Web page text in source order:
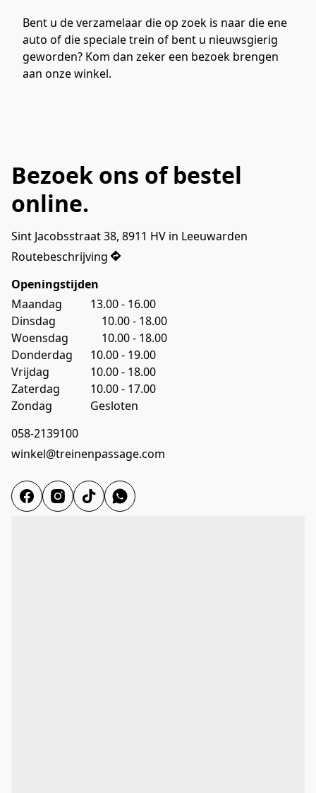
Bent u de verzamelaar die op zoek is naar die ene
auto of die speciale trein of bent u nieuwsgierig
geworden? Kom dan zeker een bezoek brengen
aan onze winkel.
Bezoek ons of bestel
online.
Sint Jacobsstraat 38, 8911 HV in Leeuwarden
Routebeschrijving
Openingstijden
Maandag			13.00 - 16.00
Dinsdag				10.00 - 18.00
Donderdag		10.00 - 19.00
Vrijdag 				10.00 - 18.00
Zaterdag 			10.00 - 17.00
Zondag				Gesloten
058-2139100
winkel@treinenpassage.com